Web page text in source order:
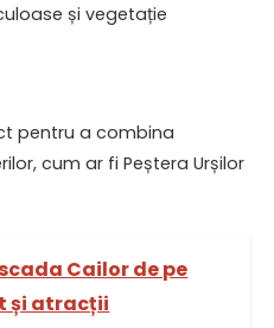
și vegetație
pentru a combina
cum ar fi Peștera Urșilor
Cailor de pe
și atracții